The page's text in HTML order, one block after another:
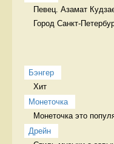
Певец. Азамат
Город Санкт-
Бэнгер
Хит
Монеточка
Монеточка это
Дрейн